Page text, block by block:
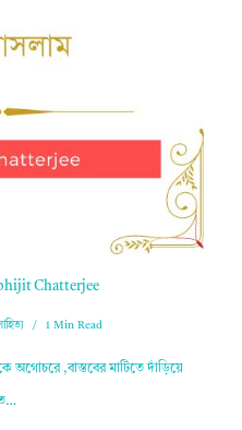
Chatterjee
1 Min Read
অগোচরে ,বাস্তবের মাটিতে দাঁড়িয়ে